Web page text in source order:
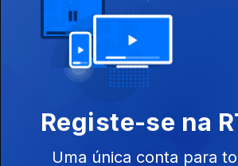
Em cada dia, Luís Caetano propõe um
o escreveu.
Manuel Alegre, 90 anos:
Ep. 88
13 mai. 2026
Em cada dia, Luís Caetano propõe um
o escreveu.
Registe-se na
Uma única conta para